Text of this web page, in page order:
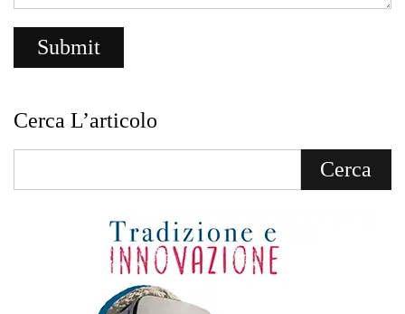
Cerca L’articolo